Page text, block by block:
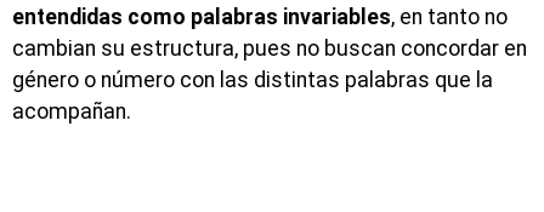
entendidas como palabras invariables, en tanto no
cambian su estructura, pues no buscan concordar en
género o número con las distintas palabras que la
acompañan.